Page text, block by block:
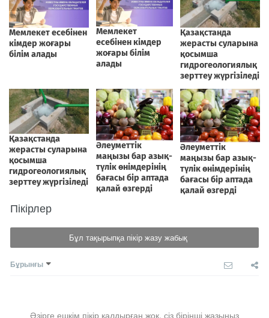
Пікірлер
Бұл тақырыпқа пікір жазу жабық
Бұрынғы
Әзірге ешкім пікір қалдырған жоқ, сіз бірінші жазыңыз